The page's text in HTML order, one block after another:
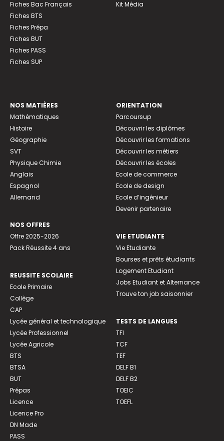
Fiches Bac Français
Fiches BTS
Fiches Prépa
Fiches BUT
Fiches PASS
Fiches SUP
Kit Média
NOS MATIÈRES
Mathématiques
Histoire
Géographie
SVT
Physique Chimie
Anglais
Espagnol
Allemand
NOS OFFRES
Offre 2025-2026
Pack Réussite 4 ans
REUSSITE SCOLAIRE
Ecole Primaire
Collège
CAP
Lycée général et technologique
Lycée Professionnel
Lycée Agricole
BTS
BTSA
BUT
Prépas
Licence
Licence Pro
DN Made
PASS
ORIENTATION
Parcoursup
Découvrir les diplômes
Découvrir les formations
Découvrir les métiers
Découvrir les écoles
Ecole de commerce
Ecole de design
Ecole d’ingénieur
Devenir partenaire
VIE ETUDIANTE
Vie Etudiante
Bourses et prêts étudiants
Logement Etudiant
Jobs Etudiant et Alternance
Trouve ton job saisonnier
TESTS DE LANGUES
TFI
TCF
TEF
DELF B1
DELF B2
TOEIC
TOEFL